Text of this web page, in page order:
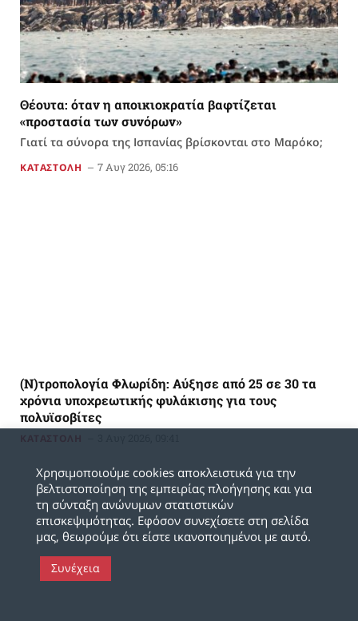
Θέουτα: όταν η αποικιοκρατία βαφτίζεται
«προστασία των συνόρων»
Γιατί τα σύνορα της Ισπανίας βρίσκονται στο Μαρόκο;
ΚΑΤΑΣΤΟΛΗ 7 Αυγ 2026, 05:16
(Ν)τροπολογία Φλωρίδη: Αύξησε από 25 σε 30 τα
χρόνια υποχρεωτικής φυλάκισης για τους
πολυϊσοβίτες
Χρησιμοποιούμε cookies αποκλειστικά για την
βελτιστοποίηση της εμπειρίας πλοήγησης και για
τη σύνταξη ανώνυμων στατιστικών
επισκεψιμότητας. Εφόσον συνεχίσετε στη σελίδα
μας, θεωρούμε ότι είστε ικανοποιημένοι με αυτό.
Συνέχεια